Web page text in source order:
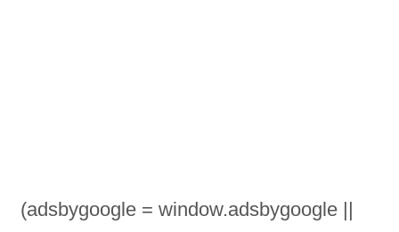
(adsbygoogle = window.adsbygoogle ||